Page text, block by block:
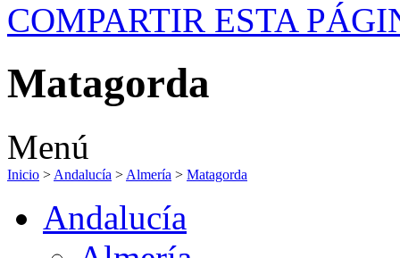
COMPARTIR ESTA
Matagorda
Menú
Inicio > Andalucía > Almería > Matagorda
Andalucía